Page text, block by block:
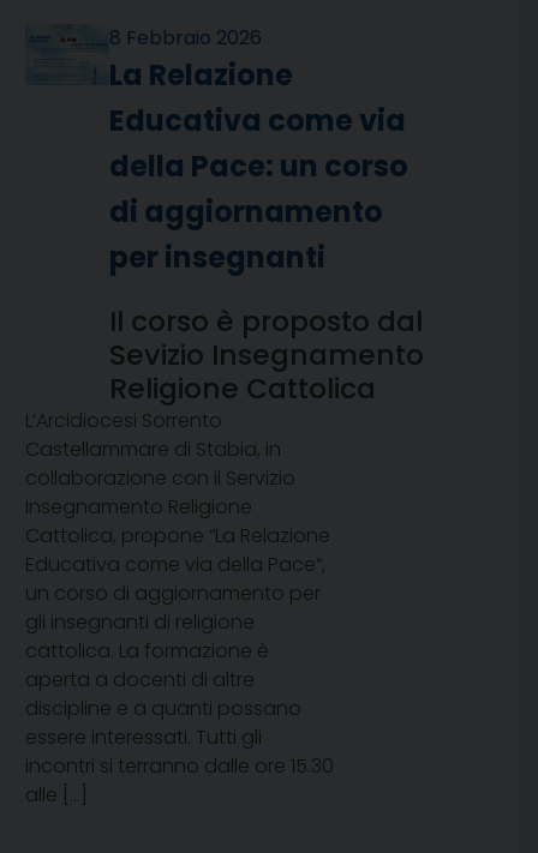
8 Febbraio 2026
La Relazione
Educativa come via
della Pace: un corso
di aggiornamento
per insegnanti
Il corso è proposto dal
Sevizio Insegnamento
Religione Cattolica
L’Arcidiocesi Sorrento
Castellammare di Stabia, in
collaborazione con il Servizio
Insegnamento Religione
Cattolica, propone “La Relazione
Educativa come via della Pace“,
un corso di aggiornamento per
gli insegnanti di religione
cattolica. La formazione è
aperta a docenti di altre
discipline e a quanti possano
essere interessati. Tutti gli
incontri si terranno dalle ore 15.30
alle […]